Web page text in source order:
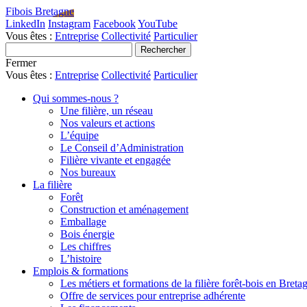
Fibois Bretagne
LinkedIn Instagram FacebookYouTube
Vous êtes : Entreprise Collectivité Particulier
Fermer
Vous êtes : Entreprise Collectivité Particulier
Qui sommes-nous ?
Une filière, un réseau
Nos valeurs et actions
L’équipe
Le Conseil d’Administration
Filière vivante et engagée
Nos bureaux
La filière
Forêt
Construction et aménagement
Emballage
Bois énergie
Les chiffres
L’histoire
Emplois & formations
Les métiers et formations de la filière forêt-bois en
Offre de services pour entreprise adhérente